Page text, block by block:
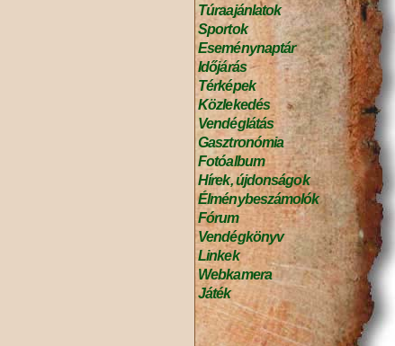
Túraajánlatok
Sportok
Eseménynaptár
Időjárás
Térképek
Közlekedés
Vendéglátás
Gasztronómia
Fotóalbum
Hírek, újdonságok
Élménybeszámolók
Fórum
Vendégkönyv
Linkek
Webkamera
Játék